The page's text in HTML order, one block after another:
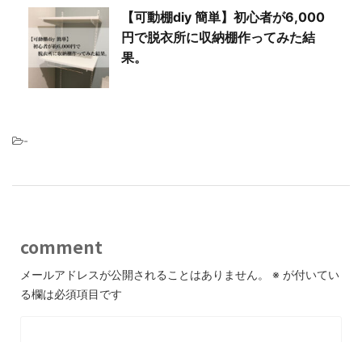
【可動棚diy 簡単】初心者が6,000
円で脱衣所に収納棚作ってみた結
果。
-
comment
メールアドレスが公開されることはありません。 ※ が付いてい
る欄は必須項目です